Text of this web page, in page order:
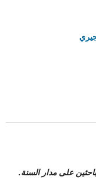
على مدار السنة.